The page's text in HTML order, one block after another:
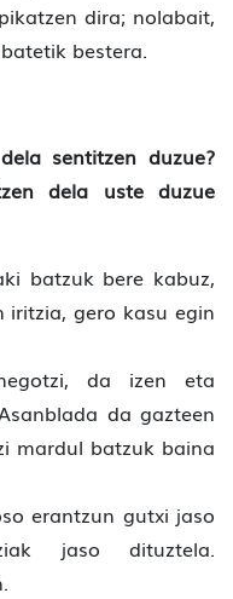
dira; nolabait,
bestera.
sentitzen duzue?
dela uste duzue
batzuk bere kabuz,
iritzia, gero kasu egin
da izen eta
da gazteen
mardul batzuk baina
erantzun gutxi jaso
jaso dituztela.